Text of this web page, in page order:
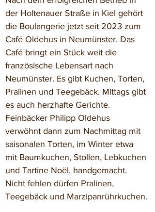
der Holtenauer Straße in Kiel gehört
die Boulangerie jetzt seit 2023 zum
Café Oldehus in Neumünster. Das
Café bringt ein Stück weit die
französische Lebensart nach
Neumünster. Es gibt Kuchen, Torten,
Pralinen und Teegebäck. Mittags gibt
es auch herzhafte Gerichte.
Feinbäcker Philipp Oldehus
verwöhnt dann zum Nachmittag mit
saisonalen Torten, im Winter etwa
mit Baumkuchen, Stollen, Lebkuchen
und Tartine Noël, handgemacht.
Nicht fehlen dürfen Pralinen,
Teegebäck und Marzipanrührkuchen.